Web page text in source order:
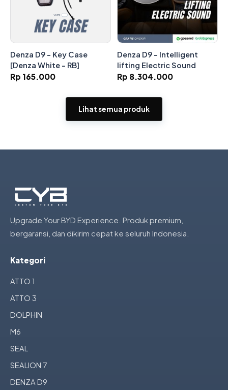
Denza D9 - Key Case
[Denza White - RB]
Rp 165.000
Denza D9 - Intelligent
lifting Electric Sound
Rp 8.304.000
Lihat semua produk
Upgrade Your BYD Experience. Produk premium,
bergaransi, dan dikirim cepat ke seluruh Indonesia.
Kategori
ATTO 1
ATTO 3
DOLPHIN
M6
SEAL
SEALION 7
DENZA D9